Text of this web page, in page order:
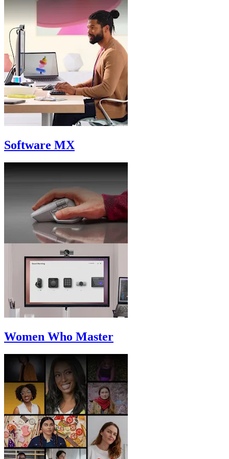
Software MX
Women Who Master